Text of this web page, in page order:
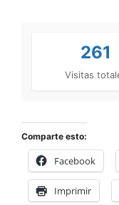
261
Visitas
Comparte esto:
Facebook
Imprimir